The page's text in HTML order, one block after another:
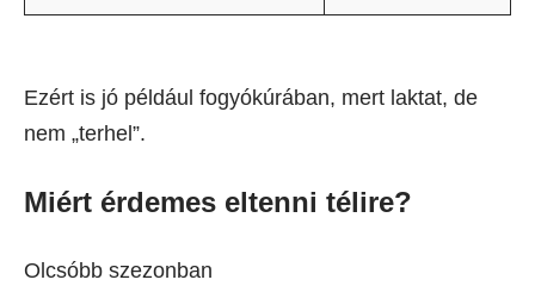
Ezért is jó például fogyókúrában, mert laktat, de
nem „terhel”.
Miért érdemes eltenni télire?
Olcsóbb szezonban